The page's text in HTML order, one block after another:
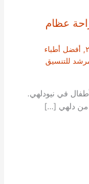
عظام
, أفضل أطباء
للتنسيق
في نيودلهي.